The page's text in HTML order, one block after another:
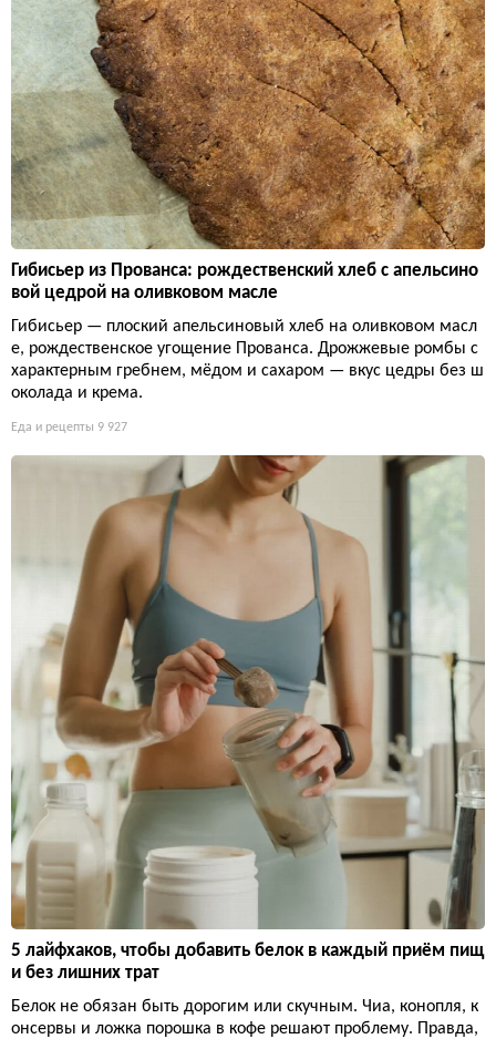
Гибисьер из Прованса: рождественский хлеб с апельсино
вой цедрой на оливковом масле
Гибисьер — плоский апельсиновый хлеб на оливковом масл
е, рождественское угощение Прованса. Дрожжевые ромбы с
характерным гребнем, мёдом и сахаром — вкус цедры без ш
околада и крема.
Еда и рецепты 9 927
5 лайфхаков, чтобы добавить белок в каждый приём пищ
и без лишних трат
Белок не обязан быть дорогим или скучным. Чиа, конопля, к
онсервы и ложка порошка в кофе решают проблему. Правда,